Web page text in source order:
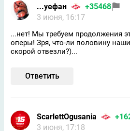
...уефан
+35468
3 июня, 16:17
...нет! Мы требуем продолжения
оперы! Зря, что-ли половину
скорой отвезли?)...
Ответить
ScarlettOgusania
3 июня, 17:18